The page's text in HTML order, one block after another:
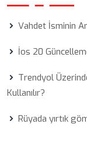
Vahdet İsminin
İos 20
Trendyol
Kullanılır?
Rüyada yırtık